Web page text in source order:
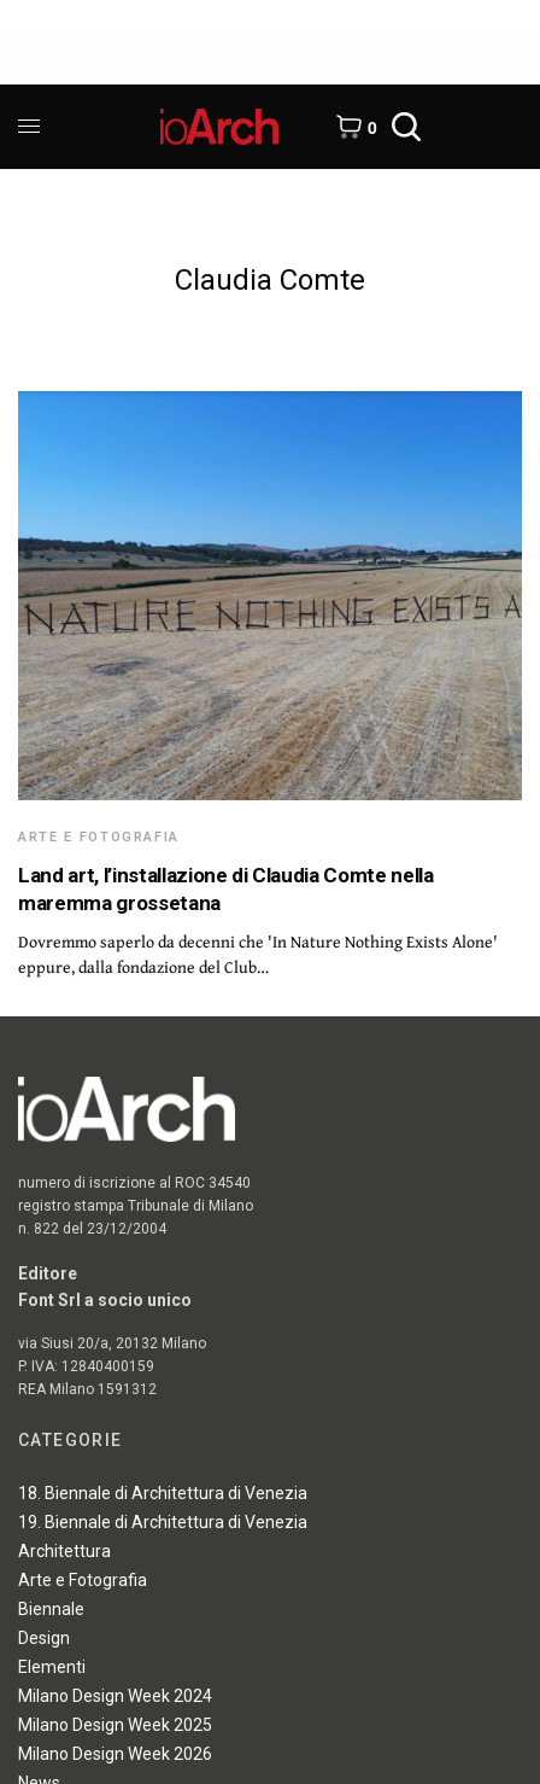
0
Claudia Comte
ARTE E FOTOGRAFIA
Land art, l’installazione di Claudia Comte nella
maremma grossetana
Dovremmo saperlo da decenni che 'In Nature Nothing Exists Alone'
eppure, dalla fondazione del Club…
numero di iscrizione al ROC 34540
registro stampa Tribunale di Milano
n. 822 del 23/12/2004
Editore
Font Srl a socio unico
via Siusi 20/a, 20132 Milano
P. IVA: 12840400159
REA Milano 1591312
CATEGORIE
18. Biennale di Architettura di Venezia
19. Biennale di Architettura di Venezia
Architettura
Arte e Fotografia
Biennale
Design
Elementi
Milano Design Week 2024
Milano Design Week 2025
Milano Design Week 2026